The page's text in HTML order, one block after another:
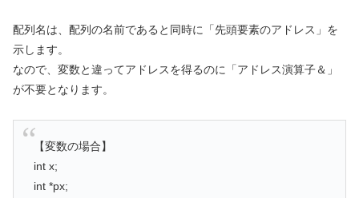
配列名は、配列の名前であると同時に「先頭要素のアドレス」を
示します。
なので、変数と違ってアドレスを得るのに「アドレス演算子＆」
が不要となります。
【変数の場合】
int x;
int *px;